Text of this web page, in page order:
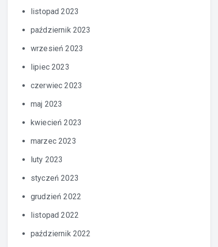
listopad 2023
październik 2023
wrzesień 2023
lipiec 2023
czerwiec 2023
maj 2023
kwiecień 2023
marzec 2023
luty 2023
styczeń 2023
grudzień 2022
listopad 2022
październik 2022